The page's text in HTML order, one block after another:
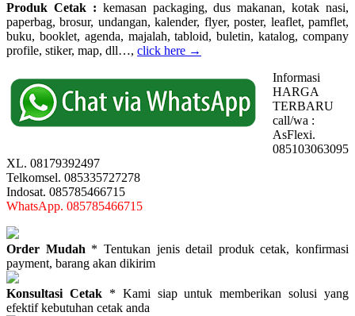
Produk Cetak : kemasan packaging, dus makanan, kotak nasi,
paperbag, brosur, undangan, kalender, flyer, poster, leaflet, pamflet,
buku, booklet, agenda, majalah, tabloid, buletin, katalog, company
profile, stiker, map, dll…, click here →
Informasi
HARGA
TERBARU
call/wa :
AsFlexi.
085103063095
XL. 08179392497
Telkomsel. 085335727278
Indosat. 085785466715
WhatsApp. 085785466715
Order Mudah * Tentukan jenis detail produk cetak, konfirmasi
payment, barang akan dikirim
Konsultasi Cetak* Kami siap untuk memberikan solusi yang
efektif kebutuhan cetak anda